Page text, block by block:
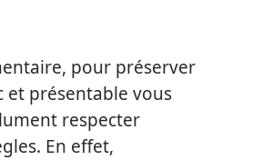
pour préserver
et présentable vous
respecter
En effet,